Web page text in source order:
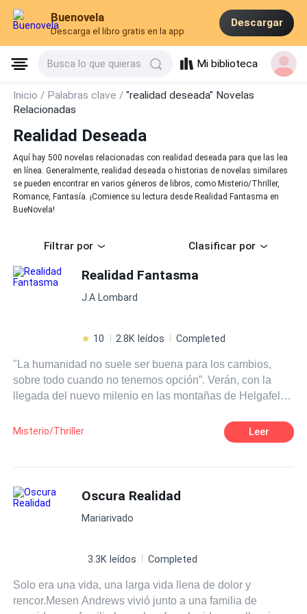
Buenovela
Descarga el libro gratis en la app
Descargar
Busca lo que quieras Mi biblioteca
Inicio / Palabras clave /"realidad deseada" Novelas
Relacionadas
Realidad Deseada
Aquí hay 500 novelas relacionadas con realidad deseada para que las lea
en línea. Generalmente, realidad deseada o historias de novelas similares
se pueden encontrar en varios géneros de libros, como Misterio/Thriller,
Romance, Fantasía. ¡Comience su lectura desde Realidad Fantasma en
BueNovela!
Filtrar por Clasificar por
Realidad Fantasma
J.A Lombard
10 2.8K leídos Completed
"La humanidad no suele ser buena para los cambios,
sobre todo cuando no tenemos opción”. Verán, con la
llegada del nuevo milenio en las montañas de Helgafell
los espíritus con la de los humanos, con la aparición de
este espejo comenzaron a ocurrir casos particulares de
Todo era paz y tranquilidad, hasta que en el año 3012 el
espejo sagrado se agrietó ocasionando un desgarre del
velo de la dimensión de los espíritus, esto ocasionó la
humano convierten a la persona en roca y de esqueletos
seres lograron reducir considerablemente a los seres
humanos, los cuales luchan para evitar la extinción…
Misterio/Thriller Leer
Oscura Realidad
Mariarivado
3.3K leídos Completed
Solo era una vida, una larga vida llena de dolor y
rencor.Mesen Andrews vivió junto a una familia de